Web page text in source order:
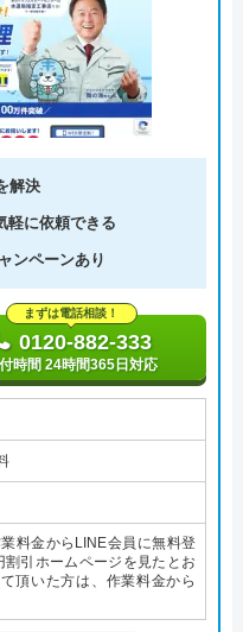
解決
軽に依頼できる
ンペーンあり
まずは電話相談！
0120-882-333
時間 24時間365日対応
料金からLINE会員に無料登
割引ホームページを見たとお
頂いた方は、作業料金から